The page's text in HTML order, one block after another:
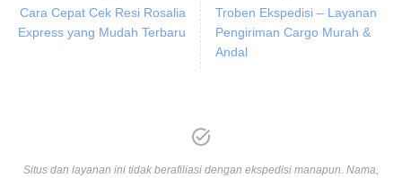
Cara Cepat Cek Resi Rosalia
Express yang Mudah Terbaru
Troben Ekspedisi – Layanan
Pengiriman Cargo Murah &
Andal
Situs dan layanan ini tidak berafiliasi dengan ekspedisi manapun. Nama,